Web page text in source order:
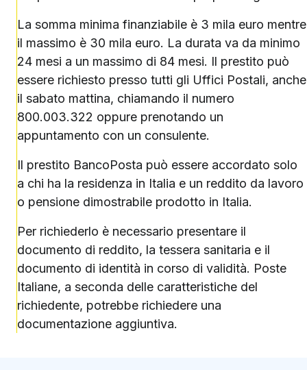
La somma minima finanziabile è 3 mila euro mentre
il massimo è 30 mila euro. La durata va da minimo
24 mesi a un massimo di 84 mesi. Il prestito può
essere richiesto presso tutti gli Uffici Postali, anche
il sabato mattina, chiamando il numero
800.003.322 oppure prenotando un
appuntamento con un consulente.
Il prestito BancoPosta può essere accordato solo
a chi ha la residenza in Italia e un reddito da lavoro
o pensione dimostrabile prodotto in Italia.
Per richiederlo è necessario presentare il
documento di reddito, la tessera sanitaria e il
documento di identità in corso di validità. Poste
Italiane, a seconda delle caratteristiche del
richiedente, potrebbe richiedere una
documentazione aggiuntiva.